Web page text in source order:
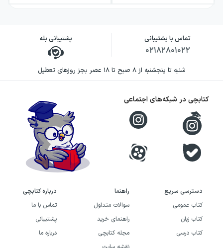
تماس با پشتیبانی
۰۲۱۸۲۸۰۱۰۲۲
پشتیبانی بله
شنبه تا پنجشنبه از ۸ صبح تا ۱۸ عصر بجز روزهای تعطیل
دسترسی سریع
کتاب عمومی
کتاب زبان
کتاب درسی
راهنما
سوالات متداول
راهنمای خرید
مجله کتابچی
درباره کتابچی
تماس با ما
پشتیبانی
درباره ما
کتابچی در شبکه‌های اجتماعی